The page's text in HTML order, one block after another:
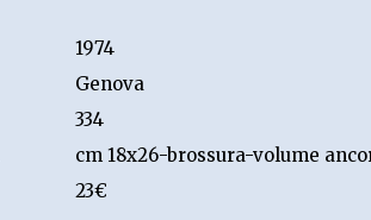
1974
Genova
334
cm 18x26-brossura-volume
23€